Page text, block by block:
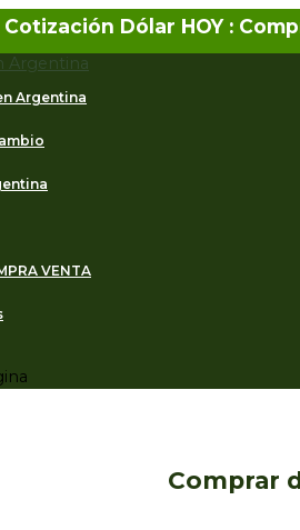
Cotización Dólar HOY :
Argentina
VENTA
Comprar